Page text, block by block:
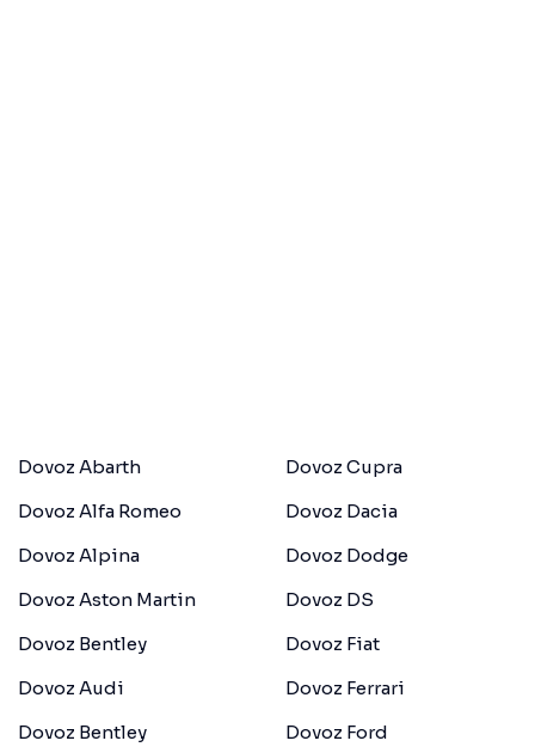
Dovoz Abarth
Dovoz Alfa Romeo
Dovoz Alpina
Dovoz Aston Martin
Dovoz Bentley
Dovoz Audi
Dovoz Bentley
Dovoz Cupra
Dovoz Dacia
Dovoz Dodge
Dovoz DS
Dovoz Fiat
Dovoz Ferrari
Dovoz Ford